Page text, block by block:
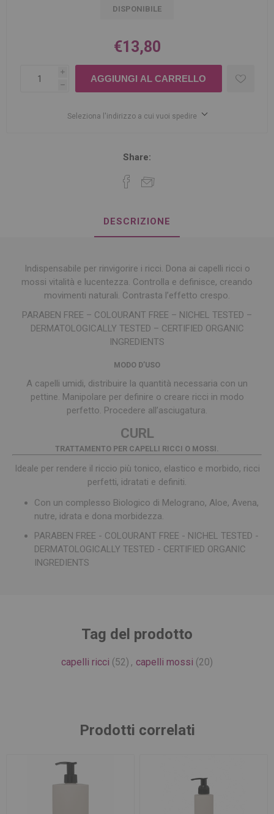
DISPONIBILE
€13,80
i
h
Seleziona l'indirizzo a cui vuoi spedire
Share:
DESCRIZIONE
Indispensabile per rinvigorire i ricci. Dona ai capelli ricci o
mossi vitalità e lucentezza. Controlla e definisce, creando
movimenti naturali. Contrasta l’effetto crespo.
PARABEN FREE – COLOURANT FREE – NICHEL TESTED –
DERMATOLOGICALLY TESTED – CERTIFIED ORGANIC
INGREDIENTS
MODO D’USO
A capelli umidi, distribuire la quantità necessaria con un
pettine. Manipolare per definire o creare ricci in modo
perfetto. Procedere all’asciugatura.
CURL
TRATTAMENTO PER CAPELLI RICCI O MOSSI.
Ideale per rendere il riccio più tonico, elastico e morbido, ricci
perfetti, idratati e definiti.
Con un complesso Biologico di Melograno, Aloe, Avena,
nutre, idrata e dona morbidezza.
PARABEN FREE - COLOURANT FREE - NICHEL TESTED -
DERMATOLOGICALLY TESTED - CERTIFIED ORGANIC
INGREDIENTS
Tag del prodotto
capelli ricci (52) , capelli mossi (20)
Prodotti correlati